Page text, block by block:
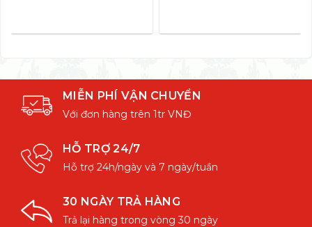
MIỄN PHÍ VẬN CHUYỂN
Với đơn hàng trên 1tr VNĐ
HỖ TRỢ 24/7
Hỗ trợ 24h/ngày và 7 ngày/tuần
30 NGÀY TRẢ HÀNG
Trả lại hàng trong vòng 30 ngày